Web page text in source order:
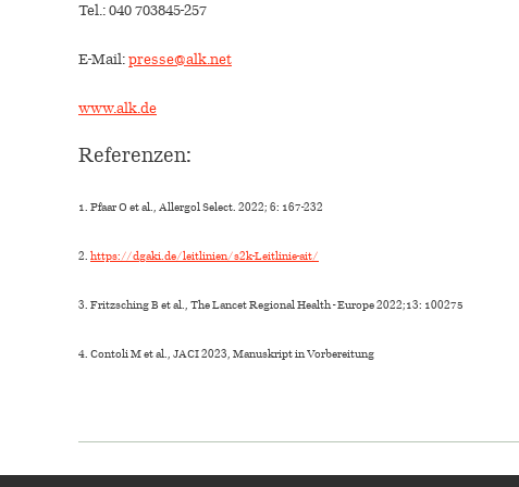
Tel.: 040 703845-257
E-Mail:presse@alk.net
www.alk.de
Referenzen:
1. Pfaar O et al., Allergol Select. 2022; 6: 167-232
2. https://dgaki.de/leitlinien/s2k-Leitlinie-ait/
3. Fritzsching B et al., The Lancet Regional Health - Europe 2022;13: 100275
4. Contoli M et al., JACI 2023, Manuskript in Vorbereitung